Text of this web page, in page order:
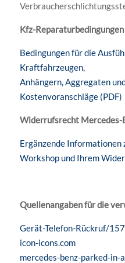
Kfz-Reparaturbedingungen
Bedingungen für die
Kraftfahrzeugen,
Anhängern, Aggregaten
Kostenvoranschläge (PDF)
Widerrufsrecht Mercedes-
Ergänzende Informationen
Workshop und Ihrem
Quellenangaben für die
Gerät-Telefon-Rückruf/
icon-icons.com
mercedes-benz-parked-in-